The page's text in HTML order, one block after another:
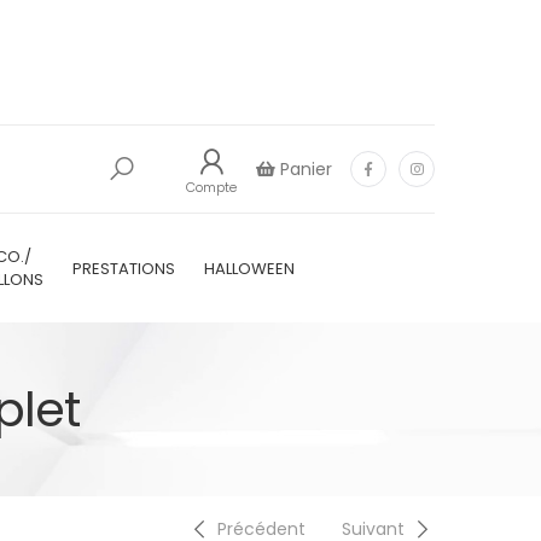
Compte
Panier
PRESTATIONS HALLOWEEN
Précédent Suivant